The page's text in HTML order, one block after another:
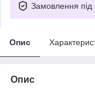
Замовлення під
Опис
Опис